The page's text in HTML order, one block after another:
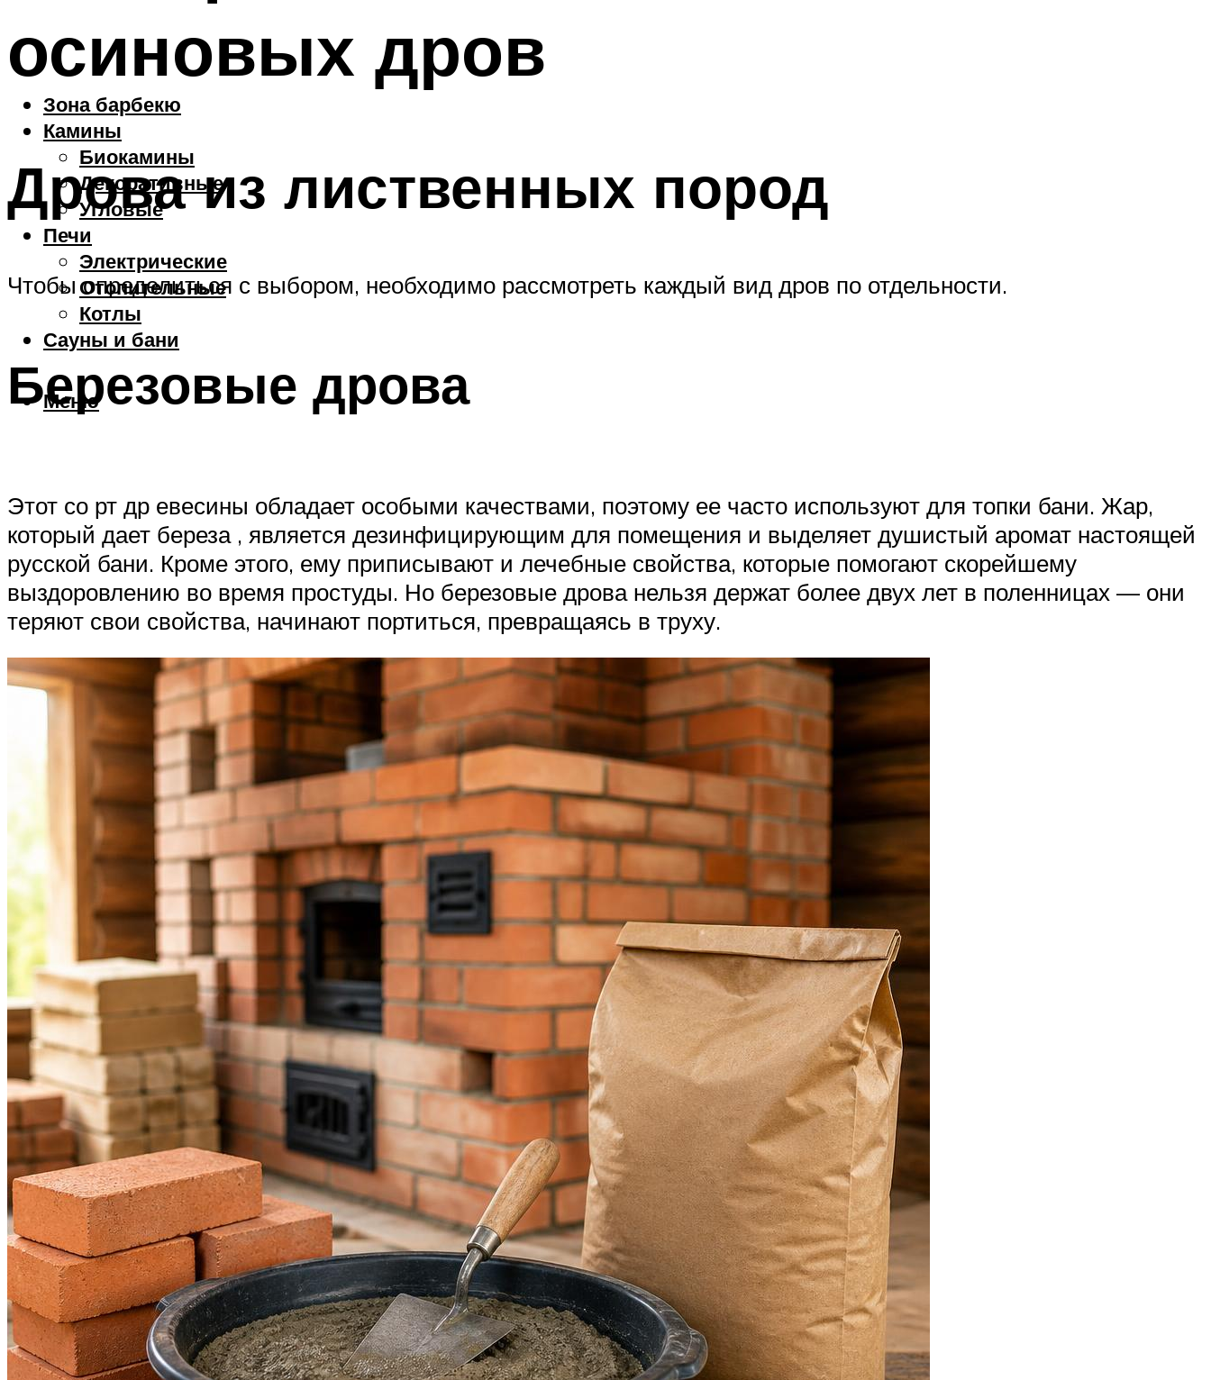
Зона барбекю
Камины
Биокамины
Декоративные
Угловые
Печи
Электрические
Отопительные
Котлы
Сауны и бани
Меню
осиновых дров
Дрова из лиственных пород
Чтобы определиться с выбором, необходимо рассмотреть каждый вид дров по отдельности.
Березовые дрова
Этот со рт др евесины обладает особыми качествами, поэтому ее часто используют для топки бани. Жар,
который дает береза , является дезинфицирующим для помещения и выделяет душистый аромат настоящей
русской бани. Кроме этого, ему приписывают и лечебные свойства, которые помогают скорейшему
выздоровлению во время простуды. Но березовые дрова нельзя держат более двух лет в поленницах — они
теряют свои свойства, начинают портиться, превращаясь в труху.